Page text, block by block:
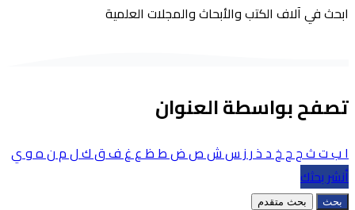
ابحث في آلاف الكتب والأبحاث والمجلات العلمية
تصفح بواسطة العنوان
ابتثجحخدذرزسشصضطظعغفقكلمنهوي
أنشر بحثك
بحث بحث متقدم